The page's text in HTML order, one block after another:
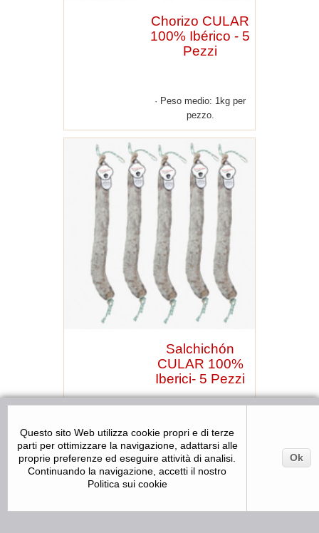
Chorizo CULAR
100% Ibérico - 5
Pezzi
Peso medio: 1kg per
pezzo.
Salchichón
CULAR 100%
Iberici- 5 Pezzi
Peso medio: 1kg per
pezzo.
Questo sito Web utilizza cookie propri e di terze
parti per ottimizzare la navigazione, adattarsi alle
proprie preferenze ed eseguire attività di analisi.
Continuando la navigazione, accetti il nostro
Politica sui cookie
Ok